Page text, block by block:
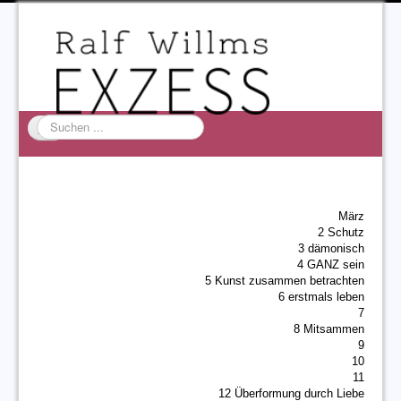
Suchen
...
März
2 Schutz
3 dämonisch
4 GANZ sein
5 Kunst zusammen betrachten
6 erstmals leben
7
8 Mitsammen
9
10
11
12 Überformung durch Liebe